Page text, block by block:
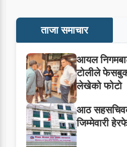
ताजा समाचार
आयल
टोलीले
लेखेको फोटो
आठ
जिम्मेवारी